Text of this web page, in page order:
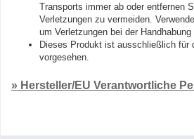
Transports immer ab oder entfernen
Verletzungen zu vermeiden.
um Verletzungen bei der
Dieses Produkt ist ausschließlich für
vorgesehen.
» Hersteller/EU Verantwortliche